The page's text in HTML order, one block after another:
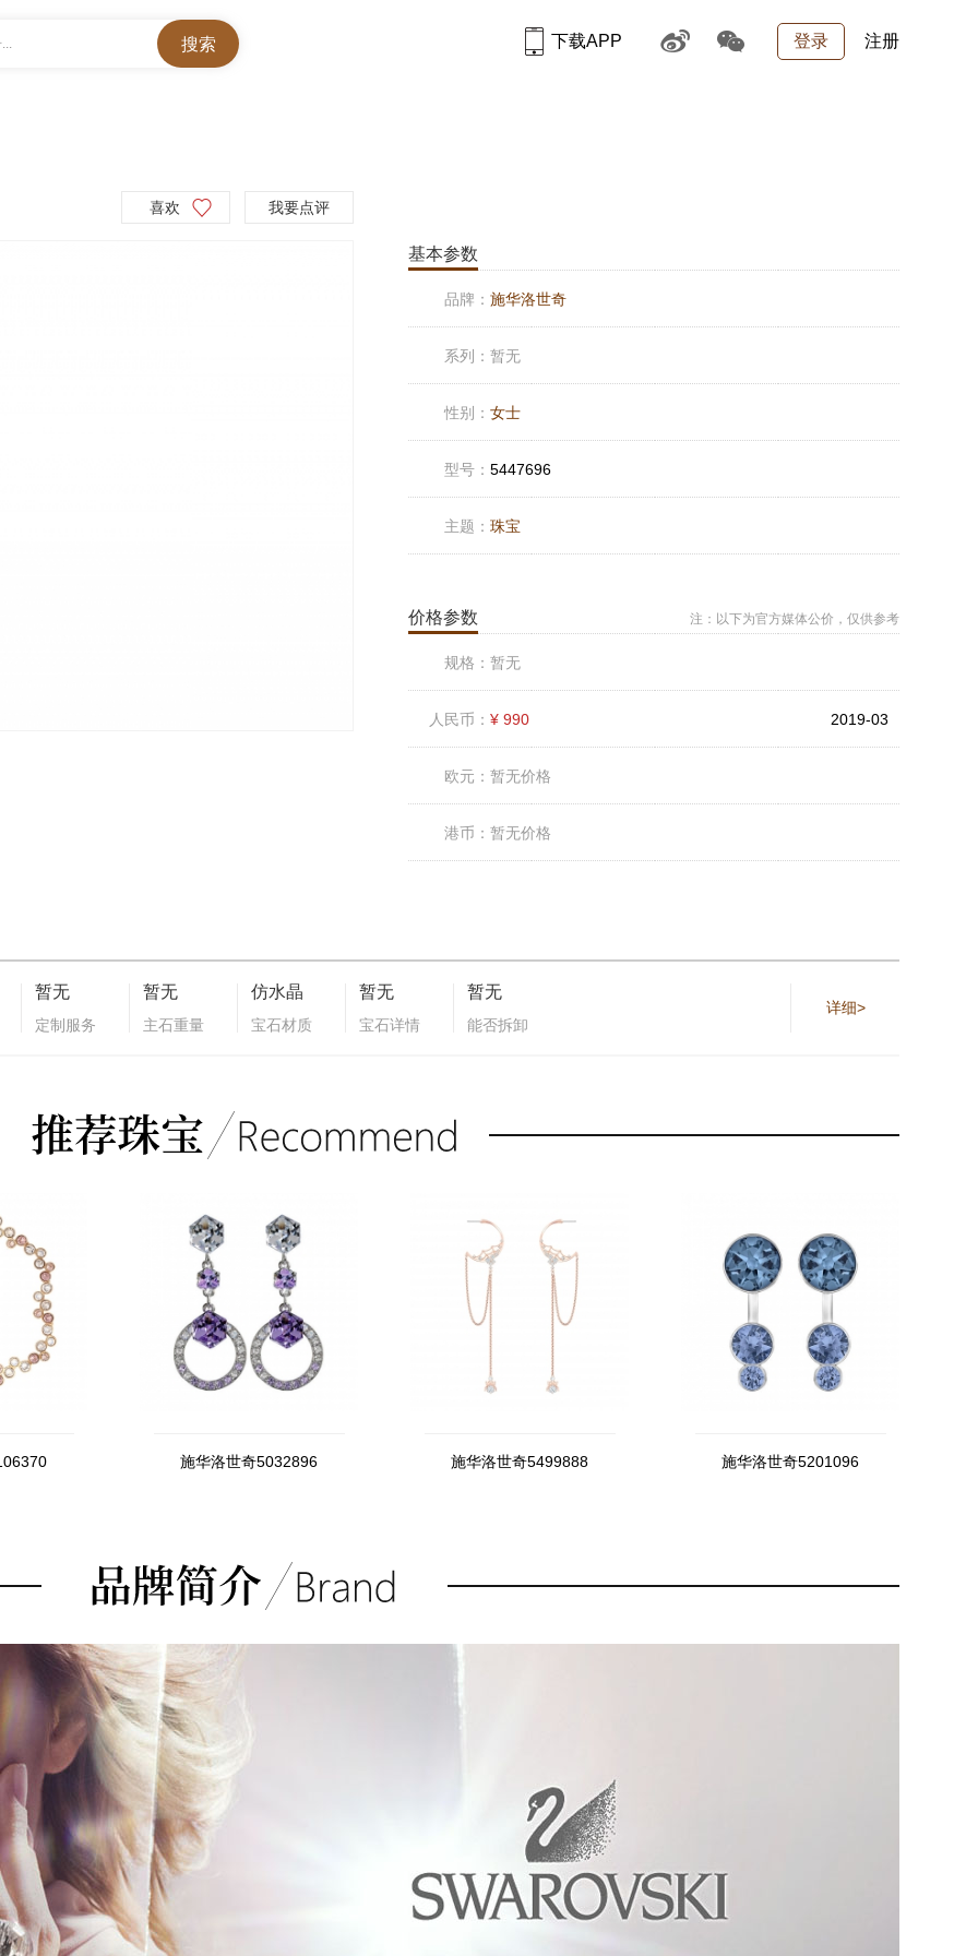
登录 注册
下载APP
喜欢 我要点评
基本参数
品牌： 施华洛世奇
系列： 暂无
性别： 女士
型号： 5447696
主题： 珠宝
价格参数 注：以下为官方媒体公价，仅供参考
规格： 暂无
人民币： ¥ 990 2019-03
欧元： 暂无价格
港币： 暂无价格
暂无
定制服务
暂无
主石重量
仿水晶
宝石材质
暂无
宝石详情
暂无
能否拆卸
详细>
施华洛世奇5032896 施华洛世奇5499888 施华洛世奇5201096